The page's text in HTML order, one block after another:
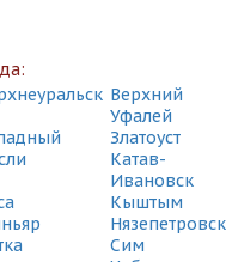
Верхний
Уфалей
Златоуст
Катав-
Ивановск
Кыштым
Нязепетровск
Сим